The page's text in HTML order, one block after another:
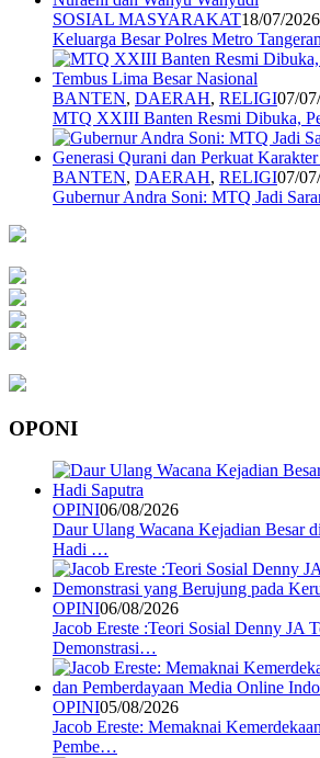
SOSIAL MASYARAKAT18/07/2026
Keluarga Besar Polres Metro
BANTEN, DAERAH, RELIGI07/
MTQ XXIII Banten Resmi Dibuka,
BANTEN, DAERAH, RELIGI07/
Gubernur Andra Soni: MTQ Jadi
OPONI
OPINI06/08/2026
Daur Ulang Wacana Kejadian Besar
Hadi …
OPINI06/08/2026
Jacob Ereste :Teori Sosial Denny JA
Demonstrasi…
OPINI05/08/2026
Jacob Ereste: Memaknai
Pembe…